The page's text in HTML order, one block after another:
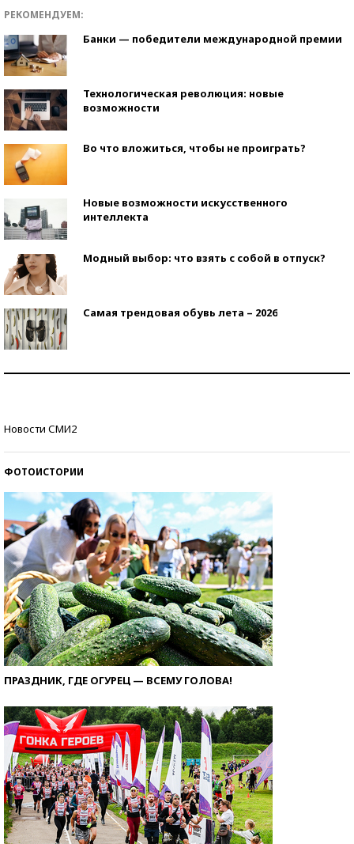
РЕКОМЕНДУЕМ:
Банки — победители международной премии
Технологическая революция: новые
возможности
Во что вложиться, чтобы не проиграть?
Новые возможности искусственного
интеллекта
Модный выбор: что взять с собой в отпуск?
Самая трендовая обувь лета – 2026
Новости СМИ2
ФОТОИСТОРИИ
ПРАЗДНИК, ГДЕ ОГУРЕЦ — ВСЕМУ ГОЛОВА!